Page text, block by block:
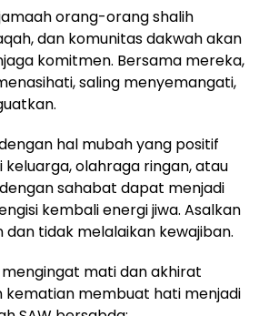
orang-orang shalih
dan komunitas dakwah akan
komitmen. Bersama mereka,
saling menyemangati,
hal mubah yang positif
keluarga, olahraga ringan, atau
sahabat dapat menjadi
kembali energi jiwa. Asalkan
tidak melalaikan kewajiban.
mati dan akhirat
kematian membuat hati menjadi